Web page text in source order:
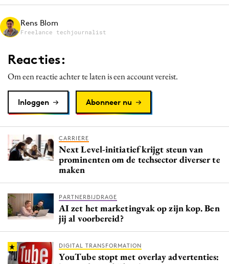
Merkstrategie
Programmatic
Purpose Marketing
Rens Blom
Freelance techjournalist
Reacties:
Om een reactie achter te laten is een account vereist.
Inloggen Abonneer nu
CARRIERE
Next Level-initiatief krijgt steun van
prominenten om de techsector diverser te
maken
PARTNERBIJDRAGE
AI zet het marketingvak op zijn kop. Ben
jij al voorbereid?
DIGITAL TRANSFORMATION
YouTube stopt met overlay advertenties: